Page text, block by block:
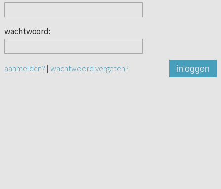
wachtwoord:
aanmelden? | wachtwoord vergeten? inloggen